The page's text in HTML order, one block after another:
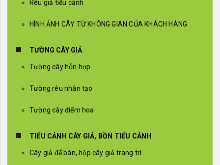
Rêu giả tiểu cảnh
HÌNH ẢNH CÂY TỪ KHÔNG GIAN CỦA KHÁCH HÀNG
TƯỜNG CÂY GIẢ
Tường cây hỗn hợp
Tường rêu nhân tạo
Tường cây điểm hoa
TIỂU CẢNH CÂY GIẢ, BỒN TIỂU CẢNH
Cây giả để bàn, hộp cây giả trang trí